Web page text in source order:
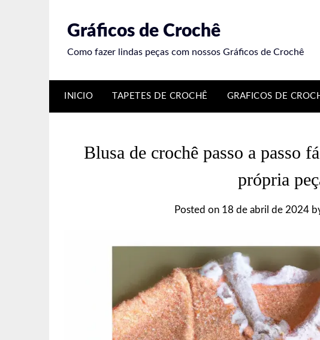
Gráficos de Crochê
Como fazer lindas peças com nossos Gráficos de Crochê
INICIO TAPETES DE CROCHÊ GRAFICOS DE
Blusa de crochê passo a passo
própria
Posted on 18 de abril de 2024